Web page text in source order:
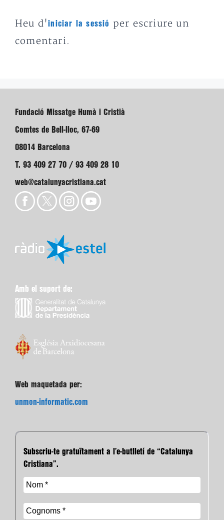
Heu d'iniciar la sessió
per escriure un
comentari.
Fundació Missatge Humà i Cristià
Comtes de Bell-lloc, 67-69
08014 Barcelona
T. 93 409 27 70 / 93 409 28 10
web@catalunyacristiana.cat
Amb el suport de:
Web maquetada per:
unmon-informatic.com
Subscriu-te gratuïtament a l’e-butlletí de “Catalunya
Cristiana”.